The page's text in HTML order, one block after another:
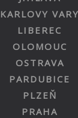
KARLOVY VARY
LIBEREC
OLOMOUC
OSTRAVA
PARDUBICE
PLZEŇ
PRAHA